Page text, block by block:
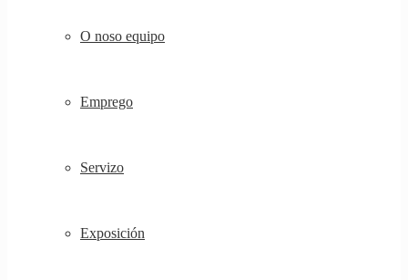
O noso equipo
Emprego
Servizo
Exposición